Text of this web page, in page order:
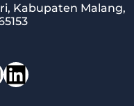
Kabupaten Malang,
LinkedIn